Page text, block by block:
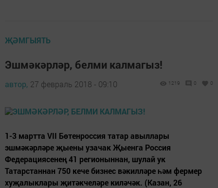
ҖӘМГЫЯТЬ
Эшмәкәрләр, белми калмагыз!
автор, 27 февраль 2018 - 09:10 1219 0 0
1-3 мартта VII Бөтенроссия татар авыллары
эшмәкәрләре җыены узачак Җыенга Россия
Федерациясенең 41 регионыннан, шулай ук
Татарстаннан 750 кече бизнес вәкилләре һәм фермер
хуҗалыклары җитәкчеләре киләчәк. (Казан, 26